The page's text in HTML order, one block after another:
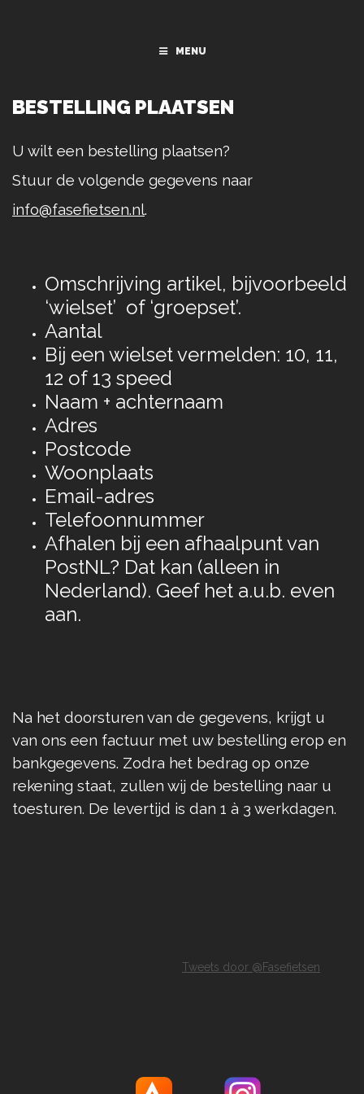
MENU
BESTELLING PLAATSEN
U wilt een bestelling plaatsen?
Stuur de volgende gegevens naar
info@fasefietsen.nl.
Omschrijving artikel, bijvoorbeeld
‘wielset’ of ‘groepset’.
Aantal
Bij een wielset vermelden: 10, 11,
12 of 13 speed
Naam + achternaam
Adres
Postcode
Woonplaats
Email-adres
Telefoonnummer
Afhalen bij een afhaalpunt van
PostNL? Dat kan (alleen in
Nederland). Geef het a.u.b. even
aan.
Na het doorsturen van de gegevens, krijgt u
van ons een factuur met uw bestelling erop en
bankgegevens. Zodra het bedrag op onze
rekening staat, zullen wij de bestelling naar u
toesturen. De levertijd is dan 1 à 3 werkdagen.
Tweets door @Fasefietsen